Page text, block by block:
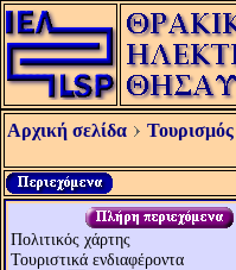
Αρχική σελίδα Τουρισμός
Πολιτικός χάρτης
Τουριστικά ενδιαφέροντα